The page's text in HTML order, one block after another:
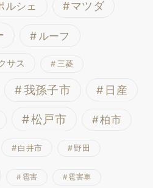
ルシェ マツダ
ルーフ
サス 三菱
我孫子市 日産
松戸市 柏市
白井市 野田
雹害 雹害車